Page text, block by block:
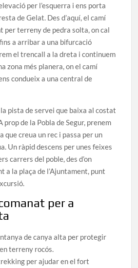
per l’esquerra i ens porta
de Gelat. Des d’aquí, el camí
per terreny de pedra solta, on cal
a arribar a una bifurcació
el trencall a la dreta i continuem
zona més planera, on el camí
condueix a una central de
pista de servei que baixa al costat
prop de la Pobla de Segur, prenem
que creua un rec i passa per un
Un ràpid descens per unes feixes
carrers del poble, des d’on
a la plaça de l’Ajuntament, punt
per a
de canya alta per protegir
terreny rocós.
per ajudar en el fort